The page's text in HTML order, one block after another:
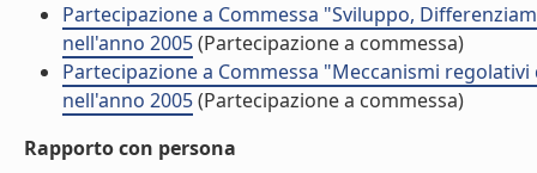
Partecipazione a Commessa "Sviluppo,
nell'anno 2005(Partecipazione a commessa)
Partecipazione a Commessa "Meccanismi
nell'anno 2005(Partecipazione a commessa)
Rapporto con persona